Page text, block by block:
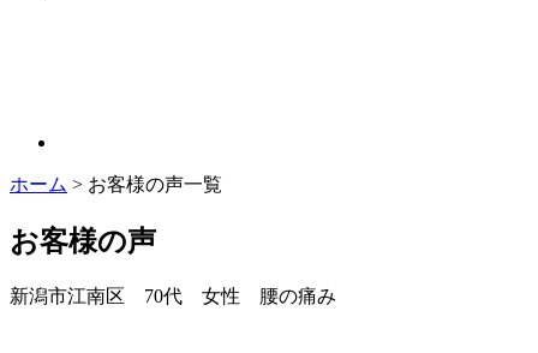
ホーム > お客様の声一覧
お客様の声
新潟市江南区 70代 女性 腰の痛み